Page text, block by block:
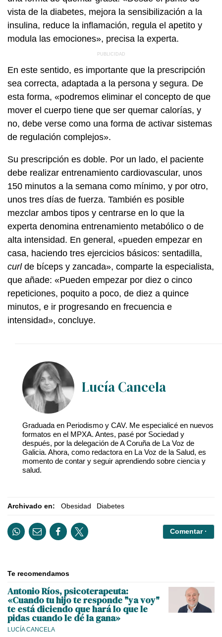
vista de la diabetes, mejora la sensibilización a la
insulina, reduce la inflamación, regula el apetito y
modula las emociones», precisa la experta.
En este sentido, es importante que la prescripción
sea correcta, adaptada a la persona y segura. De
esta forma, «podremos eliminar el concepto de que
mover el cuerpo tiene que ser quemar calorías, y
no, debe verse como una forma de activar sistemas
de regulación complejos».
Su prescripción es doble. Por un lado, el paciente
debe realizar entrenamiento cardiovascular, unos
150 minutos a la semana como mínimo, y por otro,
unos tres días de fuerza. También es posible
mezclar ambos tipos y centrarse en lo que la
experta denomina entrenamiento metabólico o de
alta intensidad. En general, «pueden empezar en
casa, haciendo tres ejercicios básicos: sentadilla,
curlde bíceps y zancada», comparte la especialista,
que añade: «Pueden empezar por diez o cinco
repeticiones, poquito a poco, de diez a quince
minutos, e ir progresando en frecuencia e
intensidad», concluye.
Lucía Cancela
Graduada en Periodismo y CAV. Me especialicé en nuevos
formatos en el MPXA. Antes, pasé por Sociedad y
después, por la delegación de A Coruña de La Voz de
Galicia. Ahora, como redactora en La Voz de la Salud, es
momento de contar y seguir aprendiendo sobre ciencia y
salud.
Archivado en: Obesidad Diabetes
Comentar ·
Te recomendamos
Antonio Ríos, psicoterapeuta:
«Cuando tu hijo te responde "ya voy"
te está diciendo que hará lo que le
pidas cuando le dé la gana»
LUCÍA CANCELA